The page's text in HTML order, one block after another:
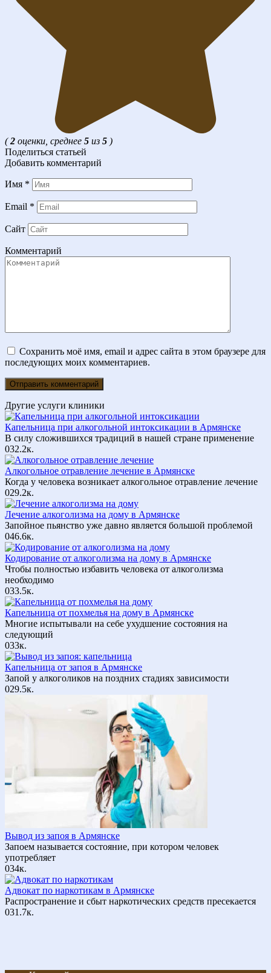
(2 оценки, среднее 5 из 5 )
Поделиться статьей
Добавить комментарий
Имя *
Email *
Сайт
Комментарий
Сохранить моё имя, email и адрес сайта в этом браузере для
последующих моих комментариев.
Другие услуги клиники
Капельница при алкогольной интоксикации в Армянске
В силу сложившихся традиций в нашей стране применение
032.2к.
Алкогольное отравление лечение в Армянске
Когда у человека возникает алкогольное отравление лечение
029.2к.
Лечение алкоголизма на дому в Армянске
Запойное пьянство уже давно является большой проблемой
046.6к.
Кодирование от алкоголизма на дому в Армянске
Чтобы полностью избавить человека от алкоголизма
необходимо
033.5к.
Капельница от похмелья на дому в Армянске
Многие испытывали на себе ухудшение состояния на
следующий
033к.
Капельница от запоя в Армянске
Запой у алкоголиков на поздних стадиях зависимости
029.5к.
Вывод из запоя в Армянске
Запоем называется состояние, при котором человек
употребляет
034к.
Адвокат по наркотикам в Армянске
Распространение и сбыт наркотических средств пресекается
031.7к.